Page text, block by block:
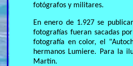
fotógrafos y militares.
En enero de 1.927 se
fotografías fueran sacadas
fotografía en color, el
hermanos Lumiere. Para la
Martín.